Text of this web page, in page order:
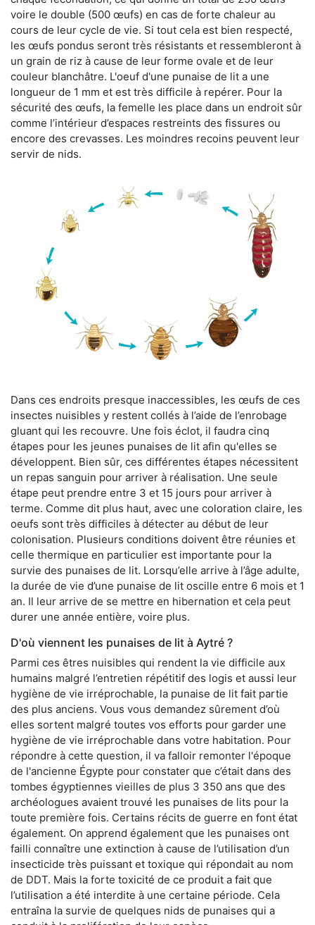
voire le double (500 œufs) en cas de forte chaleur au
cours de leur cycle de vie. Si tout cela est bien respecté,
les œufs pondus seront très résistants et ressembleront à
un grain de riz à cause de leur forme ovale et de leur
couleur blanchâtre. L'oeuf d'une punaise de lit a une
longueur de 1 mm et est très difficile à repérer. Pour la
sécurité des œufs, la femelle les place dans un endroit sûr
comme l’intérieur d’espaces restreints des fissures ou
encore des crevasses. Les moindres recoins peuvent leur
servir de nids.
Dans ces endroits presque inaccessibles, les œufs de ces
insectes nuisibles y restent collés à l’aide de l’enrobage
gluant qui les recouvre. Une fois éclot, il faudra cinq
étapes pour les jeunes punaises de lit afin qu'elles se
développent. Bien sûr, ces différentes étapes nécessitent
un repas sanguin pour arriver à réalisation. Une seule
étape peut prendre entre 3 et 15 jours pour arriver à
terme. Comme dit plus haut, avec une coloration claire, les
oeufs sont très difficiles à détecter au début de leur
colonisation. Plusieurs conditions doivent être réunies et
celle thermique en particulier est importante pour la
survie des punaises de lit. Lorsqu’elle arrive à l’âge adulte,
la durée de vie d’une punaise de lit oscille entre 6 mois et 1
an. Il leur arrive de se mettre en hibernation et cela peut
durer une année entière, voire plus.
D'où viennent les punaises de lit à Aytré ?
Parmi ces êtres nuisibles qui rendent la vie difficile aux
humains malgré l’entretien répétitif des logis et aussi leur
hygiène de vie irréprochable, la punaise de lit fait partie
des plus anciens. Vous vous demandez sûrement d’où
elles sortent malgré toutes vos efforts pour garder une
hygiène de vie irréprochable dans votre habitation. Pour
répondre à cette question, il va falloir remonter l'époque
de l'ancienne Égypte pour constater que c’était dans des
tombes égyptiennes vieilles de plus 3 350 ans que des
archéologues avaient trouvé les punaises de lits pour la
toute première fois. Certains récits de guerre en font état
également. On apprend également que les punaises ont
failli connaître une extinction à cause de l’utilisation d’un
insecticide très puissant et toxique qui répondait au nom
de DDT. Mais la forte toxicité de ce produit a fait que
l’utilisation a été interdite à une certaine période. Cela
entraîna la survie de quelques nids de punaises qui a